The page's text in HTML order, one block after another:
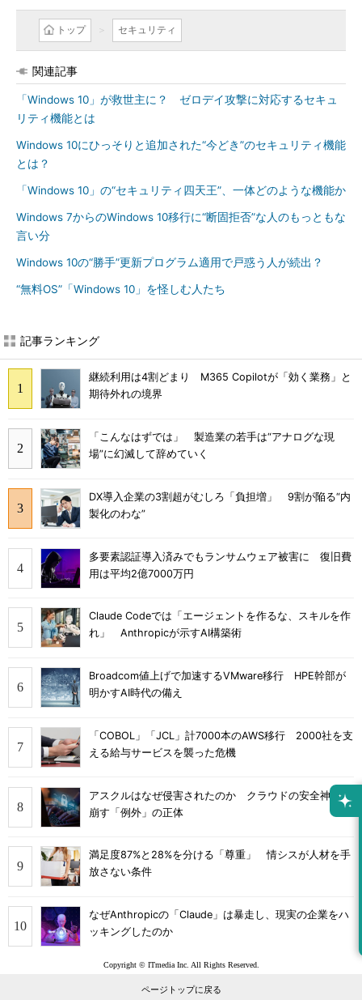
トップ セキュリティ
関連記事
「Windows 10」が救世主に？ ゼロデイ攻撃に対応するセキュ
リティ機能とは
Windows 10にひっそりと追加された“今どき”のセキュリティ機能
とは？
「Windows 10」の“セキュリティ四天王”、一体どのような機能か
Windows 7からのWindows 10移行に“断固拒否”な人のもっともな
言い分
Windows 10の“勝手”更新プログラム適用で戸惑う人が続出？
“無料OS”「Windows 10」を怪しむ人たち
記事ランキング
継続利用は4割どまり M365 Copilotが「効く業務」と
期待外れの境界
「こんなはずでは」 製造業の若手は“アナログな現
場”に幻滅して辞めていく
DX導入企業の3割超がむしろ「負担増」 9割が陥る“内
製化のわな”
多要素認証導入済みでもランサムウェア被害に 復旧費
用は平均2億7000万円
Claude Codeでは「エージェントを作るな、スキルを作
れ」 Anthropicが示すAI構築術
Broadcom値上げで加速するVMware移行 HPE幹部が
明かすAI時代の備え
「COBOL」「JCL」計7000本のAWS移行 2000社を支
える給与サービスを襲った危機
アスクルはなぜ侵害されたのか クラウドの安全神話を
崩す「例外」の正体
満足度87%と28%を分ける「尊重」 情シスが人材を手
放さない条件
なぜAnthropicの「Claude」は暴走し、現実の企業をハ
ッキングしたのか
Copyright © ITmedia Inc. All Rights Reserved.
ページトップに戻る